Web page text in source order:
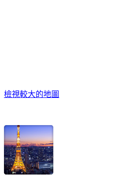
檢視較大的地圖